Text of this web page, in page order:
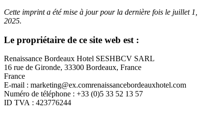
Cette imprint a été mise à jour pour la dernière fois le juillet 1,
2025.
Le propriétaire de ce site web est :
Renaissance Bordeaux Hotel SESHBCV SARL
16 rue de Gironde, 33300 Bordeaux, France
France
E-mail : marketing@ex.comrenaissancebordeauxhotel.com
Numéro de téléphone : +33 (0)5 33 52 13 57
ID TVA : 423776244